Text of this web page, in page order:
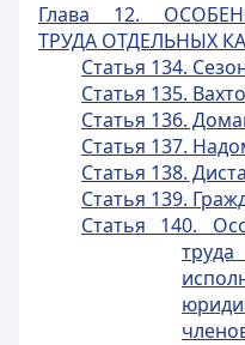
Глава 12.
ТРУДА ОТДЕЛЬНЫХ
Статья 134.
Статья 135.
Статья 136.
Статья 137.
Статья 138.
Статья 139.
Статья 140.